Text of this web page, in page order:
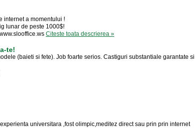
internet a momentului !
lunar de peste 1000$!
Citeste toata descrierea »
te!
(baieti si fete). Job foarte serios. Castiguri substantiale garantate si
universitara ,fost olimpic,meditez direct sau prin prin internet